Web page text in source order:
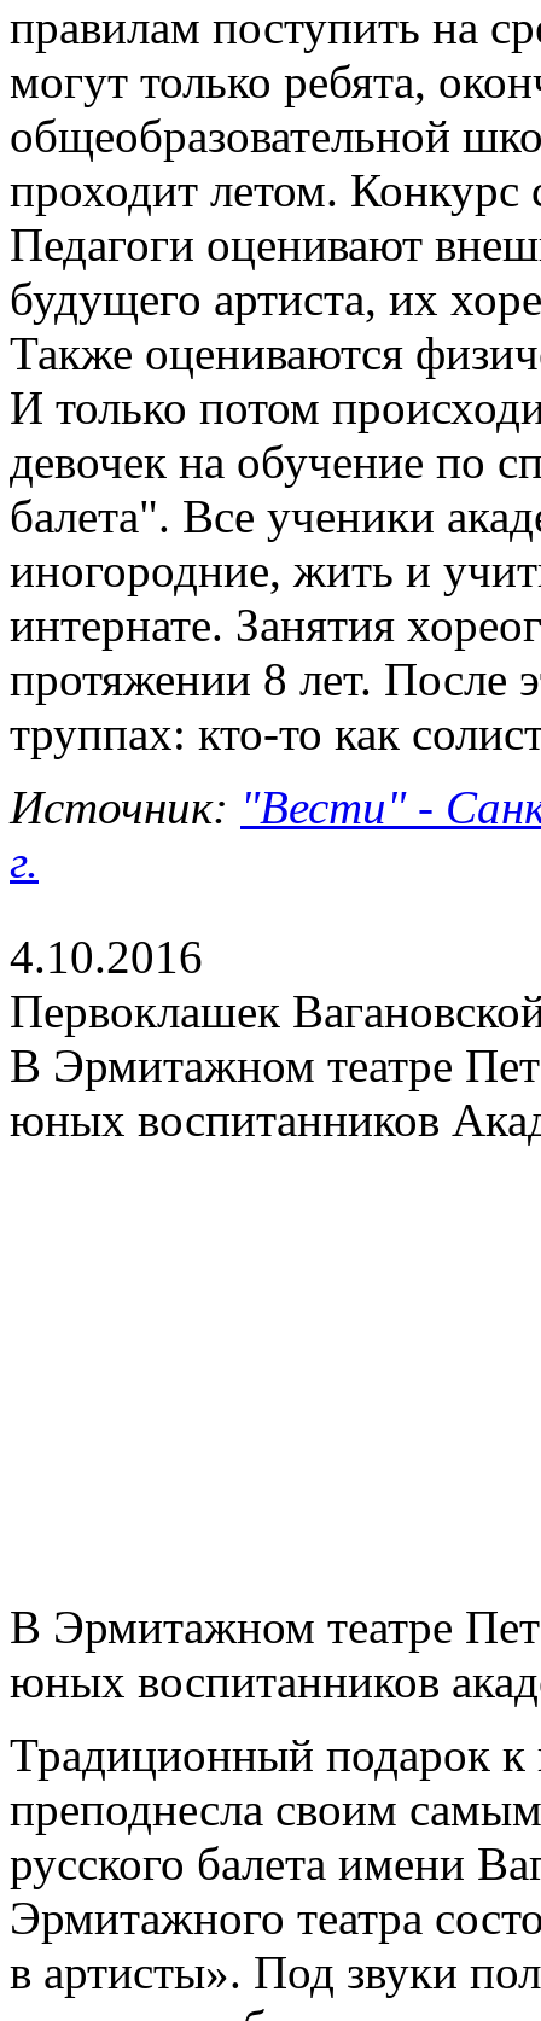
правилам поступить на
могут только ребята,
общеобразовательной
проходит летом. Конкурс
Педагоги оценивают
будущего артиста, их
Также оцениваются
И только потом
девочек на обучение по
балета". Все ученики
иногородние, жить и
интернате. Занятия
протяжении 8 лет. После
труппах: кто-то как
Источник: "Вести" -
г.
4.10.2016
Первоклашек
В Эрмитажном театре
юных воспитанников
В Эрмитажном театре
юных воспитанников
Традиционный подарок к
преподнесла своим
русского балета имени
Эрмитажного театра
в артисты». Под звуки